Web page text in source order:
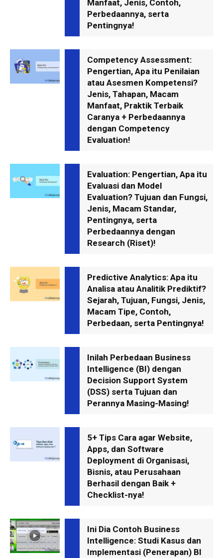
Manfaat, Jenis, Contoh,
Perbedaannya, serta
Pentingnya!
Competency Assessment:
Pengertian, Apa itu Penilaian
atau Asesmen Kompetensi?
Jenis, Tahapan, Macam
Manfaat, Praktik Terbaik
Caranya + Perbedaannya
dengan Competency
Evaluation!
Evaluation: Pengertian, Apa itu
Evaluasi dan Model
Evaluation? Tujuan dan Fungsi,
Jenis, Macam Standar,
Pentingnya, serta
Perbedaannya dengan
Research (Riset)!
Predictive Analytics: Apa itu
Analisa atau Analitik Prediktif?
Sejarah, Tujuan, Fungsi, Jenis,
Macam Tipe, Contoh,
Perbedaan, serta Pentingnya!
Inilah Perbedaan Business
Intelligence (BI) dengan
Decision Support System
(DSS) serta Tujuan dan
Perannya Masing-Masing!
5+ Tips Cara agar Website,
Apps, dan Software
Deployment di Organisasi,
Bisnis, atau Perusahaan
Berhasil dengan Baik +
Checklist-nya!
Ini Dia Contoh Business
Intelligence: Studi Kasus dan
Implementasi (Penerapan) BI